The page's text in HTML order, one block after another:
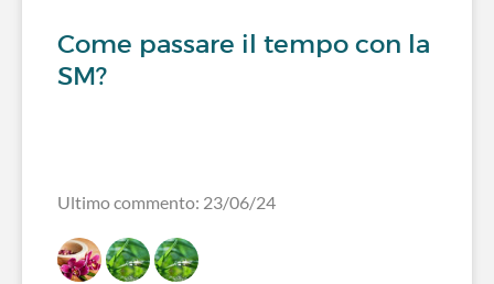
Come passare il tempo con la
SM?
Ultimo commento: 23/06/24